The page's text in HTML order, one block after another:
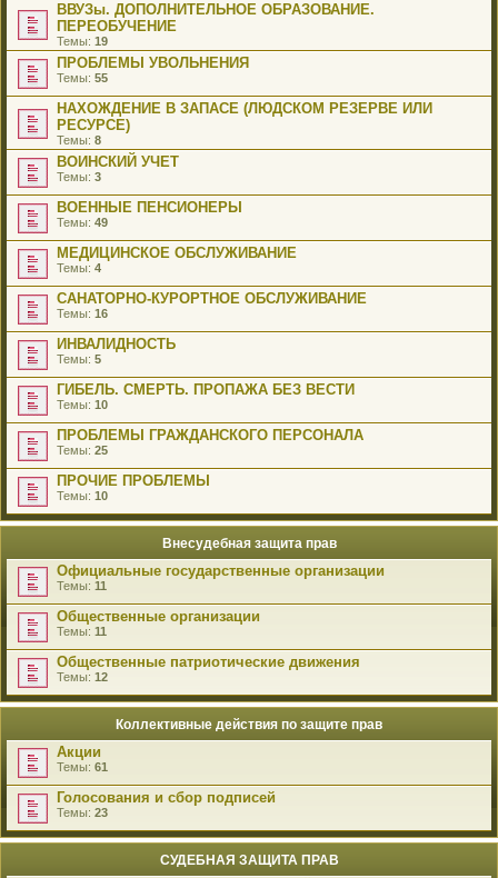
ВВУЗы. ДОПОЛНИТЕЛЬНОЕ ОБРАЗОВАНИЕ.
ПЕРЕОБУЧЕНИЕ
Темы: 19
ПРОБЛЕМЫ УВОЛЬНЕНИЯ
Темы: 55
НАХОЖДЕНИЕ В ЗАПАСЕ (ЛЮДСКОМ РЕЗЕРВЕ ИЛИ
РЕСУРСЕ)
Темы: 8
ВОИНСКИЙ УЧЕТ
Темы: 3
ВОЕННЫЕ ПЕНСИОНЕРЫ
Темы: 49
МЕДИЦИНСКОЕ ОБСЛУЖИВАНИЕ
Темы: 4
САНАТОРНО-КУРОРТНОЕ ОБСЛУЖИВАНИЕ
Темы: 16
ИНВАЛИДНОСТЬ
Темы: 5
ГИБЕЛЬ. СМЕРТЬ. ПРОПАЖА БЕЗ ВЕСТИ
Темы: 10
ПРОБЛЕМЫ ГРАЖДАНСКОГО ПЕРСОНАЛА
Темы: 25
ПРОЧИЕ ПРОБЛЕМЫ
Темы: 10
Внесудебная защита прав
Официальные государственные организации
Темы: 11
Общественные организации
Темы: 11
Общественные патриотические движения
Темы: 12
Коллективные действия по защите прав
Акции
Темы: 61
Голосования и сбор подписей
Темы: 23
СУДЕБНАЯ ЗАЩИТА ПРАВ